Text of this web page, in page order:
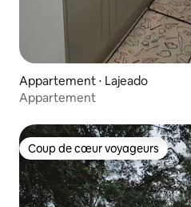
Appartement ⋅ Lajeado
Appartement
Coup de cœur voyageurs
Coup de cœur voyageurs